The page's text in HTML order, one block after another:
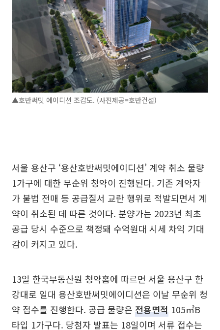
▲호반써밋 에이디션 조감도. (사진제공=호반건설)
서울 용산구 ‘용산호반써밋에이디션’ 계약 취소 물량
1가구에 대한 무순위 청약이 진행된다. 기존 계약자
가 불법 전매 등 공급질서 교란 행위로 적발되면서 계
약이 취소된 데 따른 것이다. 분양가는 2023년 최초
공급 당시 수준으로 책정돼 수억원대 시세 차익 기대
감이 커지고 있다.
13일 한국부동산원 청약홈에 따르면 서울 용산구 한
강대로 일대 용산호반써밋에이디션은 이날 무순위 청
약 접수를 진행한다. 공급 물량은 전용면적 105㎡B
타입 1가구다. 당첨자 발표는 18일이며 서류 접수는